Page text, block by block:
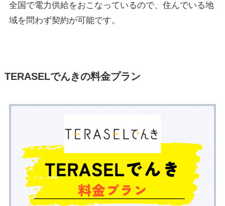
全国で電力供給をおこなっているので、住んでいる地
域を問わず契約が可能です。
TERASELでんきの料金プラン